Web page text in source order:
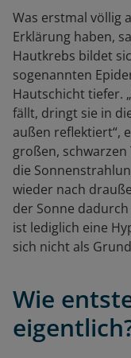
Was erstmal völlig
Erklärung haben,
Hautkrebs bildet
sogenannten
Hautschicht tiefer.
fällt, dringt sie in
außen reflektiert“,
großen,
die
wieder nach
der Sonne
ist lediglich eine
sich nicht als
Wie